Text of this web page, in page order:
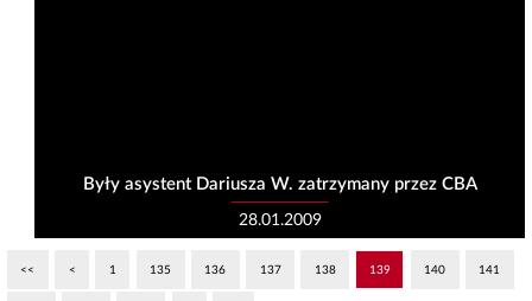
Były asystent Dariusza W. zatrzymany przez CBA
28.01.2009
<< < 1 135 136 137 138 139 140 141